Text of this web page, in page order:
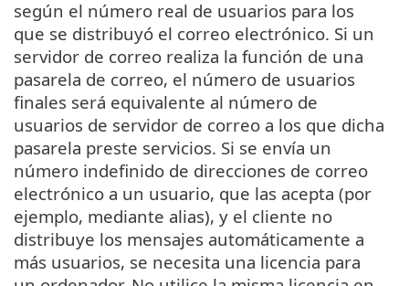
según el número real de usuarios para los
que se distribuyó el correo electrónico. Si un
servidor de correo realiza la función de una
pasarela de correo, el número de usuarios
finales será equivalente al número de
usuarios de servidor de correo a los que dicha
pasarela preste servicios. Si se envía un
número indefinido de direcciones de correo
electrónico a un usuario, que las acepta (por
ejemplo, mediante alias), y el cliente no
distribuye los mensajes automáticamente a
más usuarios, se necesita una licencia para